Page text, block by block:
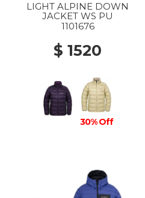
LIGHT ALPINE DOWN
JACKET WS PU
1101676
$ 1520
30% Off